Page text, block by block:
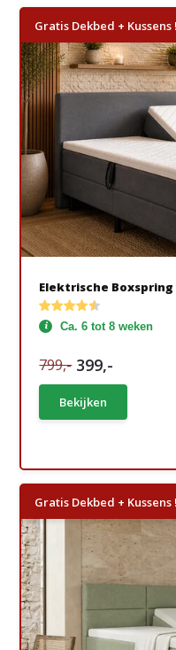
Gratis Dekbed + Kussens !
Elektrische
Ca. 6 tot 8 weken
799,- 399,-
Bekijken
Gratis Dekbed + Kussens !